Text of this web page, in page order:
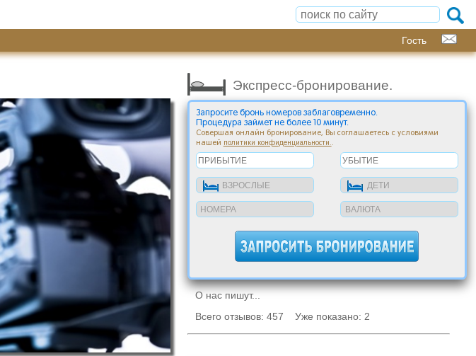
Гость
Экспресс-бронирование.
Запросите бронь номеров заблаговременно.
Процедура займет не более 10 минут.
Совершая онлайн бронирование, Вы соглашаетесь с условиями
нашей
политики конфиденциальности. .
О нас пишут...
Всего отзывов: 457 Уже показано: 2